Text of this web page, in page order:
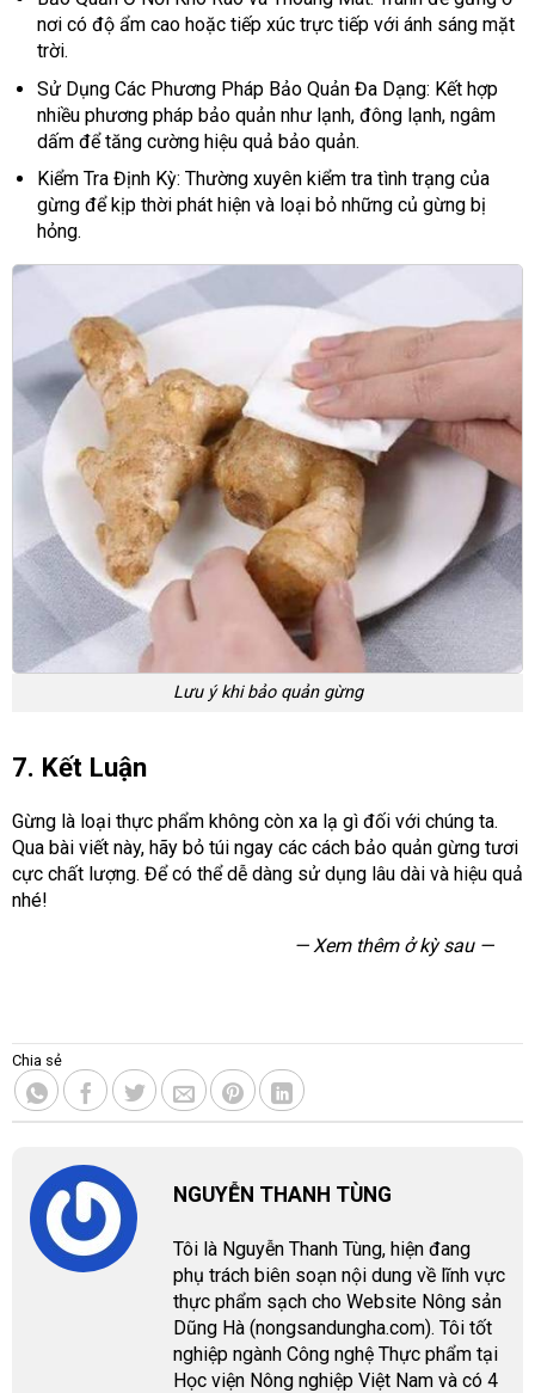
nơi có độ ẩm cao hoặc tiếp xúc trực tiếp với ánh sáng mặt
trời.
Sử Dụng Các Phương Pháp Bảo Quản Đa Dạng: Kết hợp
nhiều phương pháp bảo quản như lạnh, đông lạnh, ngâm
dấm để tăng cường hiệu quả bảo quản.
Kiểm Tra Định Kỳ: Thường xuyên kiểm tra tình trạng của
gừng để kịp thời phát hiện và loại bỏ những củ gừng bị
hỏng.
Lưu ý khi bảo quản gừng
7. Kết Luận
Gừng là loại thực phẩm không còn xa lạ gì đối với chúng ta.
Qua bài viết này, hãy bỏ túi ngay các cách bảo quản gừng tươi
cực chất lượng. Để có thể dễ dàng sử dụng lâu dài và hiệu quả
nhé!
— Xem thêm ở kỳ sau —
Chia sẻ
NGUYỄN THANH TÙNG
Tôi là Nguyễn Thanh Tùng, hiện đang
phụ trách biên soạn nội dung về lĩnh vực
thực phẩm sạch cho Website Nông sản
Dũng Hà (nongsandungha.com). Tôi tốt
nghiệp ngành Công nghệ Thực phẩm tại
Học viện Nông nghiệp Việt Nam và có 4